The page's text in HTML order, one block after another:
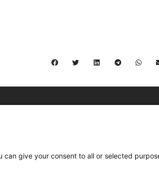
give your consent to all or selected